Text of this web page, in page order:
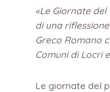
«Le Giornate
di una
Greco Romano
Comuni di Locri
Le giornate del